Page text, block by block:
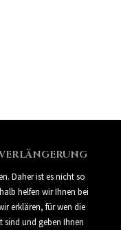
Daher ist es nicht so
helfen wir Ihnen bei
erklären, für wen die
sind und geben Ihnen